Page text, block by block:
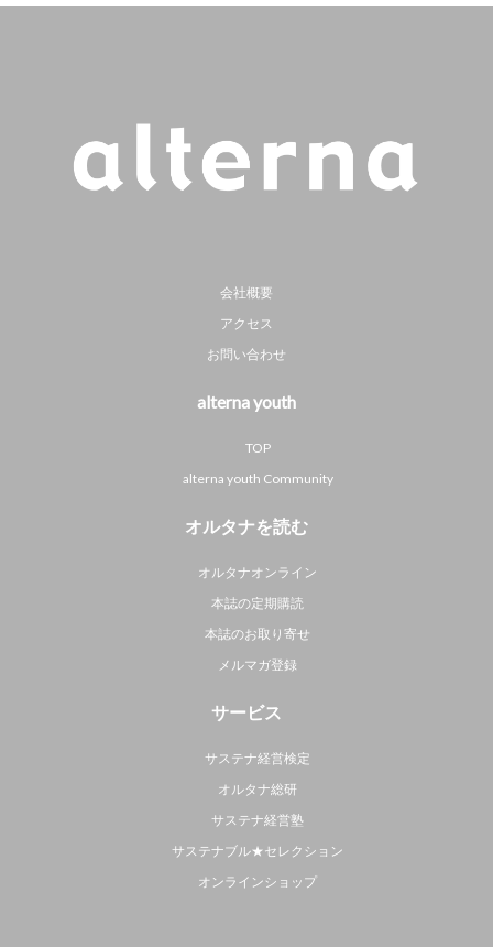
会社概要
アクセス
お問い合わせ
alterna youth
TOP
alterna youth Community
オルタナを読む
オルタナオンライン
本誌の定期購読
本誌のお取り寄せ
メルマガ登録
サービス
サステナ経営検定
オルタナ総研
サステナ経営塾
サステナブル★セレクション
オンラインショップ